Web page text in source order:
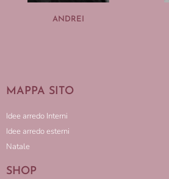
ANDREI
MAPPA SITO
Idee arredo Interni
Idee arredo esterni
Natale
SHOP